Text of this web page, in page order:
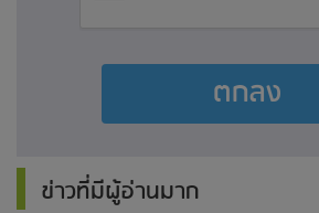
ตกลง
ข่าวที่มีผู้อ่านมาก